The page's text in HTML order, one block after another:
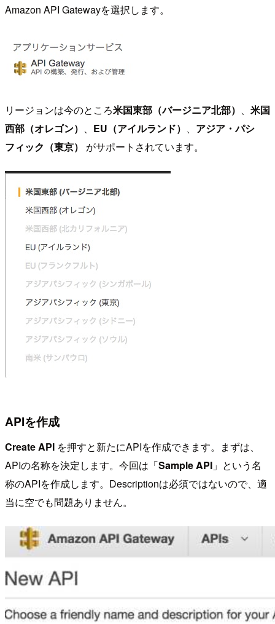
Amazon API Gatewayを選択します。
リージョンは今のところ米国東部（バージニア北部） 、 米国
西部（オレゴン） 、 EU（アイルランド） 、 アジア・パシ
フィック（東京）
がサポートされています。
APIを作成
Create API を押すと新たにAPIを作成できます。まずは、
APIの名称を決定します。今回は「Sample API 」という名
称のAPIを作成します。Descriptionは必須ではないので、適
当に空でも問題ありません。